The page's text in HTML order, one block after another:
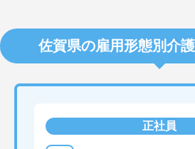
佐賀県の雇用形態別介
正社員